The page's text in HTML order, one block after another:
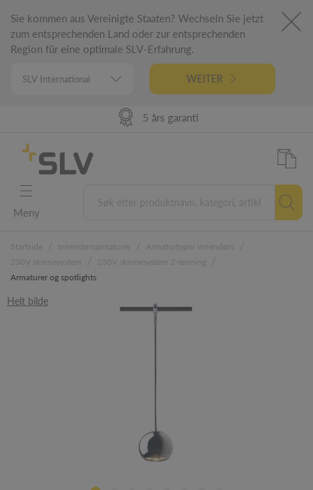
Sie kommen aus Vereinigte Staaten? Wechseln Sie jetzt
zum entsprechenden Land oder zur entsprechenden
Region für eine optimale SLV-Erfahrung.
WEITER
98% Produkt tilgjengelighet
Høy leveranse ytelse
5 års garanti
Tysk ingeniørfag
Meny
Armaturer og spotlights
Helt bilde